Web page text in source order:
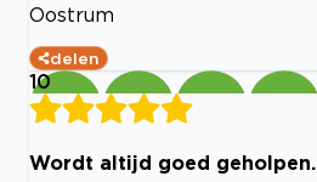
Oostrum
delen
10
Wordt altijd goed geholpen.